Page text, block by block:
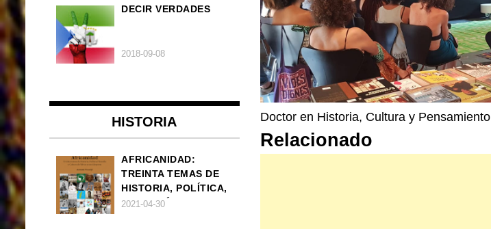
Doctor en Historia, Cultura y Pensamiento
Relacionado
DECIR VERDADES
2018-09-08
HISTORIA
AFRICANIDAD:
TREINTA TEMAS DE
HISTORIA, POLÍTICA,
FILOSOFÍA Y CULTURA
2021-04-30